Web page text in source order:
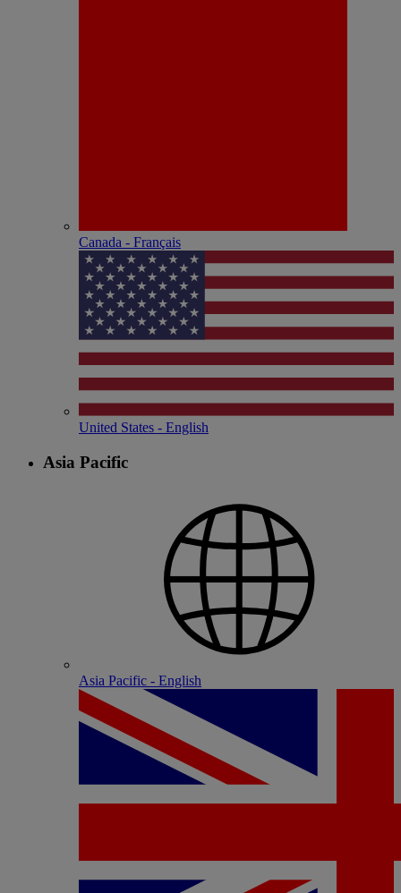
Canada - Français
United States - English
Asia Pacific
Asia Pacific - English